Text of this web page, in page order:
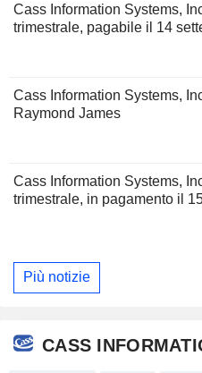
Cass Information Systems,
trimestrale, pagabile il 14
Cass Information Systems,
Raymond James
Cass Information Systems,
trimestrale, in pagamento il
Più notizie
CASS